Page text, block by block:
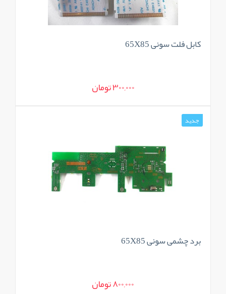
کابل فلت سونی 65X85
300,000 تومان
جدید
برد چشمی سونی 65X85
800,000 تومان